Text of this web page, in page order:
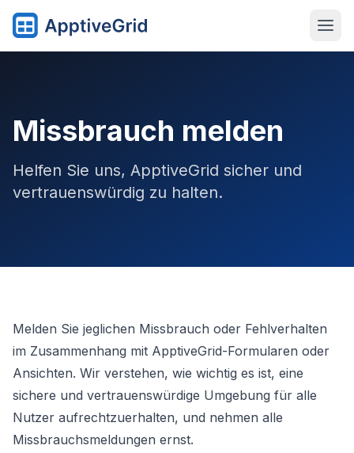
Missbrauch melden
Helfen Sie uns, ApptiveGrid sicher und
vertrauenswürdig zu halten.
Melden Sie jeglichen Missbrauch oder Fehlverhalten
im Zusammenhang mit ApptiveGrid-Formularen oder
Ansichten. Wir verstehen, wie wichtig es ist, eine
sichere und vertrauenswürdige Umgebung für alle
Nutzer aufrechtzuerhalten, und nehmen alle
Missbrauchsmeldungen ernst.